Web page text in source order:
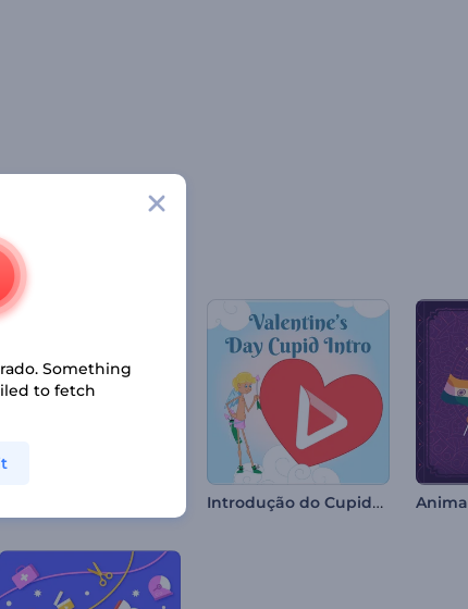
Introdução do Cupido para o Dia dos Namorados
Something
to fetch